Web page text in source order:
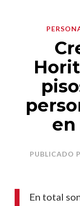
en
PUBLICADO
En total